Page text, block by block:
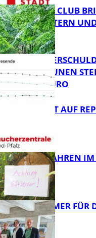
NEUER MOM CLUB
KAISERSLAUTERN
ZUSAMMEN
PRO-KOPF-
UND KOMMUNEN
AUF 9.600 EURO
NEUES RECHT AUF
GIFTIGE GEFAHREN IM
40 JAHRE IMMER FÜR
DA